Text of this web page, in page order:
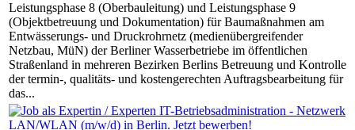
Leistungsphase 8 (Oberbauleitung) und Leistungsphase 9
(Objektbetreuung und Dokumentation) für Baumaßnahmen am
Entwässerungs- und Druckrohrnetz (medienübergreifender
Netzbau, MüN) der Berliner Wasserbetriebe im öffentlichen
Straßenland in mehreren Bezirken Berlins Betreuung und Kontrolle
der termin-, qualitäts- und kostengerechten Auftragsbearbeitung für
das...